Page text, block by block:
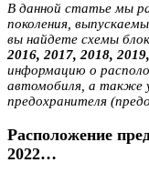
В данной статье мы
поколения,
вы найдете схемы
2016, 2017, 2018,
информацию о
автомобиля, а также
предохранителя
Расположение
2022…